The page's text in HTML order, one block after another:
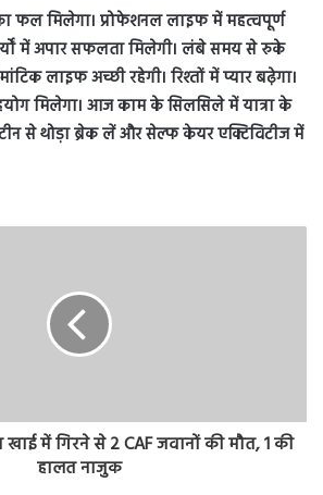
फल मिलेगा। प्रोफेशनल लाइफ में महत्वपूर्ण
में अपार सफलता मिलेगी। लंबे समय से रुके
लाइफ अच्छी रहेगी। रिश्तों में प्यार बढ़ेगा।
मिलेगा। आज काम के सिलसिले में यात्रा के
से थोड़ा ब्रेक लें और सेल्फ केयर एक्टिविटीज में
में गिरने से 2 CAF जवानों की मौत, 1 की
हालत नाजुक